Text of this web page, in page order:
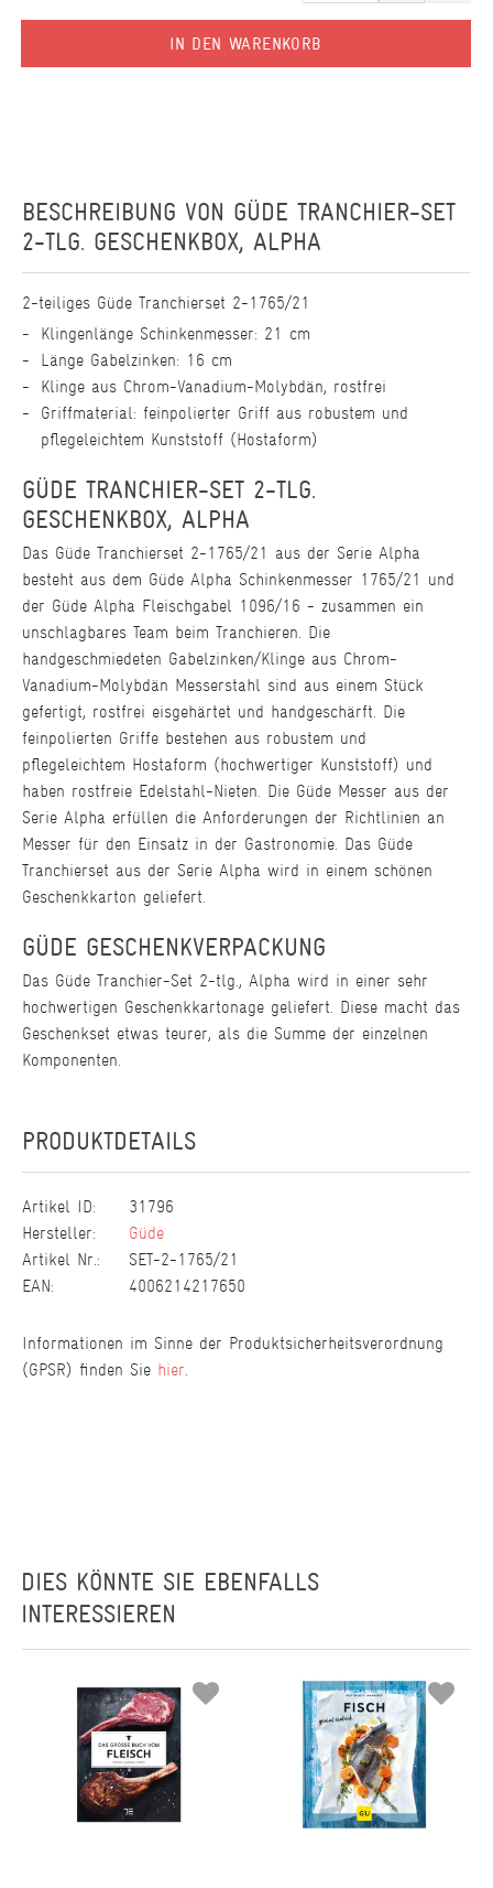
IN DEN WARENKORB
BESCHREIBUNG VON GÜDE TRANCHIER-SET
2-TLG. GESCHENKBOX, ALPHA
2-teiliges Güde Tranchierset 2-1765/21
Klingenlänge Schinkenmesser: 21 cm
Länge Gabelzinken: 16 cm
Klinge aus Chrom-Vanadium-Molybdän, rostfrei
Griffmaterial: feinpolierter Griff aus robustem und
pflegeleichtem Kunststoff (Hostaform)
GÜDE TRANCHIER-SET 2-TLG.
GESCHENKBOX, ALPHA
Das Güde Tranchierset 2-1765/21 aus der Serie Alpha
besteht aus dem Güde Alpha Schinkenmesser 1765/21 und
der Güde Alpha Fleischgabel 1096/16 - zusammen ein
unschlagbares Team beim Tranchieren. Die
handgeschmiedeten Gabelzinken/Klinge aus Chrom-
Vanadium-Molybdän Messerstahl sind aus einem Stück
gefertigt, rostfrei eisgehärtet und handgeschärft. Die
feinpolierten Griffe bestehen aus robustem und
pflegeleichtem Hostaform (hochwertiger Kunststoff) und
haben rostfreie Edelstahl-Nieten. Die Güde Messer aus der
Serie Alpha erfüllen die Anforderungen der Richtlinien an
Messer für den Einsatz in der Gastronomie. Das Güde
Tranchierset aus der Serie Alpha wird in einem schönen
Geschenkkarton geliefert.
GÜDE GESCHENKVERPACKUNG
Das Güde Tranchier-Set 2-tlg., Alpha wird in einer sehr
hochwertigen Geschenkkartonage geliefert. Diese macht das
Geschenkset etwas teurer, als die Summe der einzelnen
Komponenten.
PRODUKTDETAILS
Artikel ID:
31796
Hersteller:
Güde
Artikel Nr.:
SET-2-1765/21
EAN:
4006214217650
Informationen im Sinne der Produktsicherheitsverordnung
(GPSR) finden Sie hier
DIES KÖNNTE SIE EBENFALLS
INTERESSIEREN